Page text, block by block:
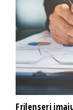
Frilenseri